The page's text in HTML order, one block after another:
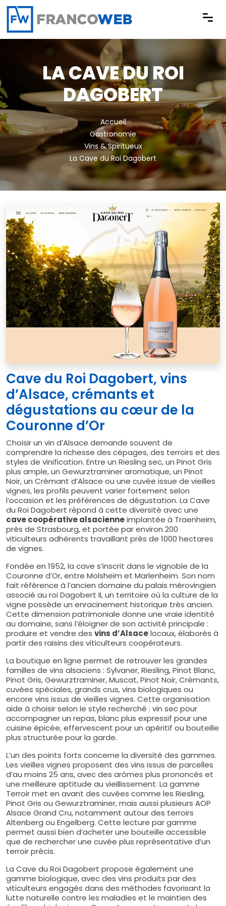
Panneau de gestion des cookies
LA CAVE DU ROI
DAGOBERT
Accueil
Gastronomie
Vins & Spiritueux
La Cave du Roi Dagobert
Cave du Roi Dagobert, vins
d’Alsace, crémants et
dégustations au cœur de la
Couronne d’Or
Choisir un vin d’Alsace demande souvent de
comprendre la richesse des cépages, des terroirs et des
styles de vinification. Entre un Riesling sec, un Pinot Gris
plus ample, un Gewurztraminer aromatique, un Pinot
Noir, un Crémant d’Alsace ou une cuvée issue de vieilles
vignes, les profils peuvent varier fortement selon
l’occasion et les préférences de dégustation. La Cave
du Roi Dagobert répond à cette diversité avec une
cave coopérative alsacienneimplantée à Traenheim,
près de Strasbourg, et portée par environ 200
viticulteurs adhérents travaillant près de 1000 hectares
de vignes.
Fondée en 1952, la cave s’inscrit dans le vignoble de la
Couronne d’Or, entre Molsheim et Marlenheim. Son nom
fait référence à l’ancien domaine du palais mérovingien
associé au roi Dagobert II, un territoire où la culture de la
vigne possède un enracinement historique très ancien.
Cette dimension patrimoniale donne une vraie identité
au domaine, sans l’éloigner de son activité principale :
produire et vendre des vins d’Alsacelocaux, élaborés à
partir des raisins des viticulteurs coopérateurs.
La boutique en ligne permet de retrouver les grandes
familles de vins alsaciens : Sylvaner, Riesling, Pinot Blanc,
Pinot Gris, Gewurztraminer, Muscat, Pinot Noir, Crémants,
cuvées spéciales, grands crus, vins biologiques ou
encore vins issus de vieilles vignes. Cette organisation
aide à choisir selon le style recherché : vin sec pour
accompagner un repas, blanc plus expressif pour une
cuisine épicée, effervescent pour un apéritif ou bouteille
plus structurée pour la garde.
L’un des points forts concerne la diversité des gammes.
Les vieilles vignes proposent des vins issus de parcelles
d’au moins 25 ans, avec des arômes plus prononcés et
une meilleure aptitude au vieillissement. La gamme
Terroir met en avant des cuvées comme les Riesling,
Pinot Gris ou Gewurztraminer, mais aussi plusieurs AOP
Alsace Grand Cru, notamment autour des terroirs
Altenberg ou Engelberg. Cette lecture par gamme
permet aussi bien d’acheter une bouteille accessible
que de rechercher une cuvée plus représentative d’un
terroir précis.
La Cave du Roi Dagobert propose également une
gamme biologique, avec des vins produits par des
viticulteurs engagés dans des méthodes favorisant la
lutte naturelle contre les maladies et le maintien des